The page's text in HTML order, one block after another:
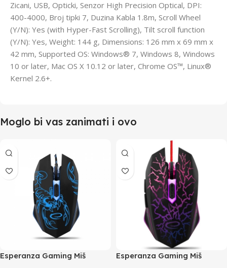
Zicani, USB, Opticki, Senzor High Precision Optical, DPI:
400-4000, Broj tipki 7, Duzina Kabla 1.8m, Scroll Wheel
(Y/N): Yes (with Hyper-Fast Scrolling), Tilt scroll function
(Y/N): Yes, Weight: 144 g, Dimensions: 126 mm x 69 mm x
42 mm, Supported OS: Windows® 7, Windows 8, Windows
10 or later, Mac OS X 10.12 or later, Chrome OS™, Linux®
Kernel 2.6+.
Moglo bi vas zanimati i ovo
Esperanza Gaming Miš
Esperanza Gaming Miš